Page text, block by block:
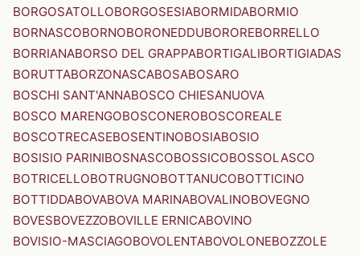
BORGOSATOLLOBORGOSESIABORMIDABORMIO
BORNASCOBORNOBORONEDDUBOROREBORRELLO
BORRIANABORSO DEL GRAPPABORTIGALIBORTIGIADAS
BORUTTABORZONASCABOSABOSARO
BOSCHI SANT'ANNABOSCO CHIESANUOVA
BOSCO MARENGOBOSCONEROBOSCOREALE
BOSCOTRECASEBOSENTINOBOSIABOSIO
BOSISIO PARINIBOSNASCOBOSSICOBOSSOLASCO
BOTRICELLOBOTRUGNOBOTTANUCOBOTTICINO
BOTTIDDABOVABOVA MARINABOVALINOBOVEGNO
BOVESBOVEZZOBOVILLE ERNICABOVINO
BOVISIO-MASCIAGOBOVOLENTABOVOLONEBOZZOLE